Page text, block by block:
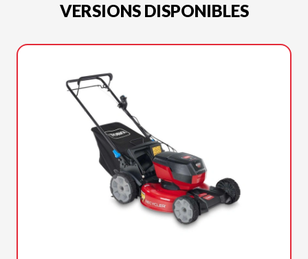
VERSIONS DISPONIBLES